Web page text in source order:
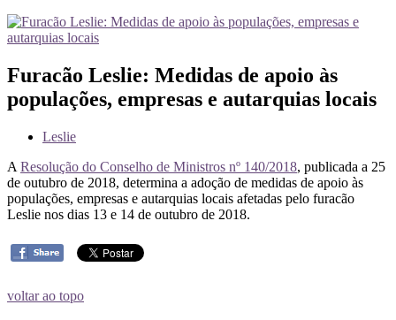
Furacão Leslie: Medidas de apoio às
populações, empresas e autarquias locais
Leslie
A Resolução do Conselho de Ministros nº 140/2018, publicada a 25
de outubro de 2018, determina a adoção de medidas de apoio às
populações, empresas e autarquias locais afetadas pelo furacão
Leslie nos dias 13 e 14 de outubro de 2018.
voltar ao topo